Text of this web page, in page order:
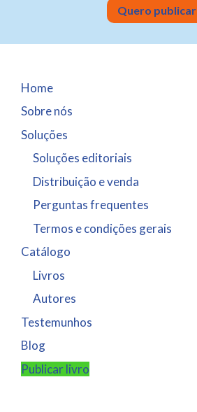
Quero publicar
Home
Sobre nós
Soluções
Soluções editoriais
Distribuição e venda
Perguntas frequentes
Termos e condições gerais
Catálogo
Livros
Autores
Testemunhos
Blog
Publicar livro